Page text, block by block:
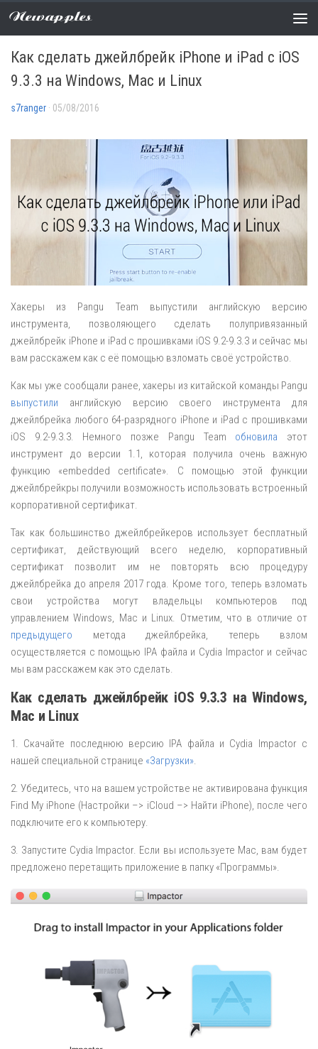
Newapples
ДЖЕЙЛБРЕЙК 0 COMMENTS
Как сделать джейлбрейк iPhone и iPad с iOS
9.3.3 на Windows, Mac и Linux
s7ranger · 05/08/2016
Хакеры из Pangu Team выпустили английскую версию
инструмента, позволяющего сделать полупривязанный
джейлбрейк iPhone и iPad с прошивками iOS 9.2-9.3.3 и сейчас мы
вам расскажем как с её помощью взломать своё устройство.
Как мы уже сообщали ранее, хакеры из китайской команды Pangu
выпустили английскую версию своего инструмента для
джейлбрейка любого 64-разрядного iPhone и iPad с прошивками
iOS 9.2-9.3.3. Немного позже Pangu Team обновила этот
инструмент до версии 1.1, которая получила очень важную
функцию «embedded certificate». С помощью этой функции
джейлбрейкры получили возможность использовать встроенный
корпоративной сертификат.
Так как большинство джейлбрейкеров использует бесплатный
сертификат, действующий всего неделю, корпоративный
сертификат позволит им не повторять всю процедуру
джейлбрейка до апреля 2017 года. Кроме того, теперь взломать
свои устройства могут владельцы компьютеров под
управлением Windows, Mac и Linux. Отметим, что в отличие от
предыдущего метода джейлбрейка, теперь взлом
осуществляется с помощью IPA файла и Cydia Impactor и сейчас
мы вам расскажем как это сделать.
Как сделать джейлбрейк iOS 9.3.3 на Windows,
Mac и Linux
1. Скачайте последнюю версию IPA файла и Cydia Impactor с
нашей специальной странице «Загрузки»
2. Убедитесь, что на вашем устройстве не активирована функция
Find My iPhone (Настройки –> iCloud –> Найти iPhone), после чего
подключите его к компьютеру.
3. Запустите Cydia Impactor. Если вы используете Mac, вам будет
предложено перетащить приложение в папку «Программы».